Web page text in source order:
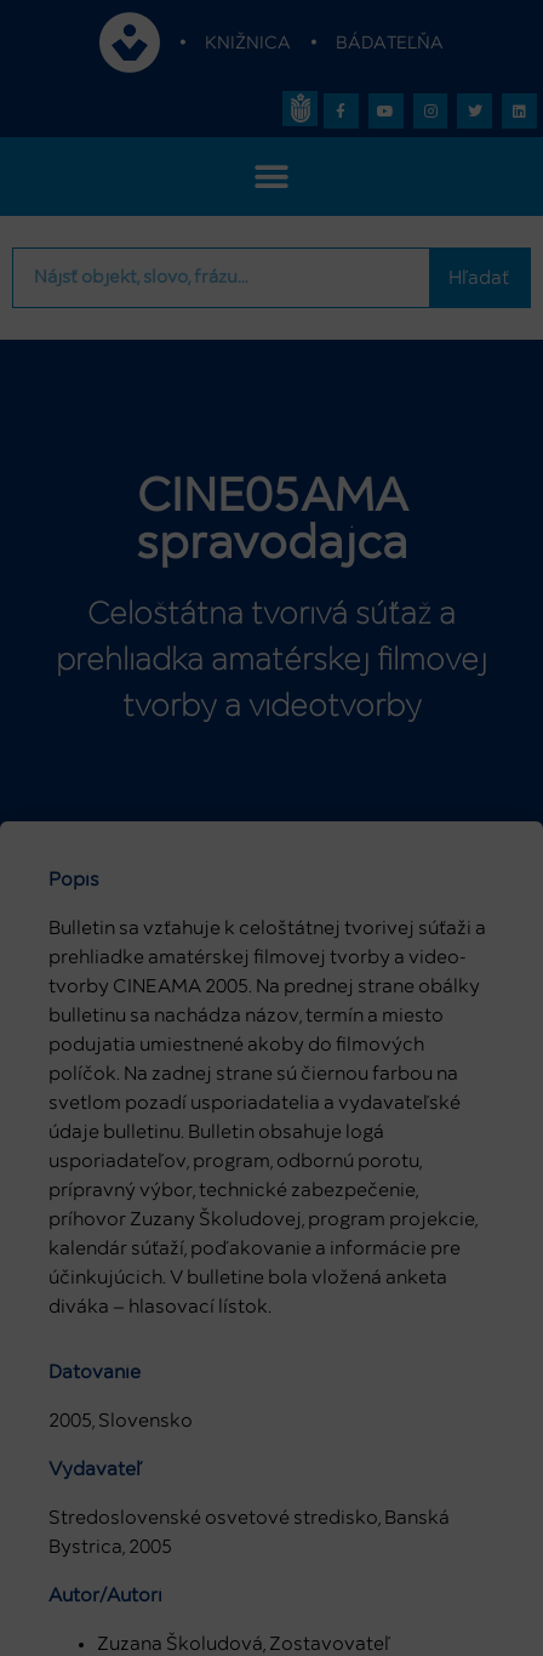
• KNIŽNICA • BÁDATEĽŇA
Hľadať
CINE05AMA
spravodajca
Celoštátna tvorivá súťaž a
prehliadka amatérskej filmovej
tvorby a videotvorby
Popis
Bulletin sa vzťahuje k celoštátnej tvorivej súťaži a
prehliadke amatérskej filmovej tvorby a video-
tvorby CINEAMA 2005. Na prednej strane obálky
bulletinu sa nachádza názov, termín a miesto
podujatia umiestnené akoby do filmových
políčok. Na zadnej strane sú čiernou farbou na
svetlom pozadí usporiadatelia a vydavateľské
údaje bulletinu. Bulletin obsahuje logá
usporiadateľov, program, odbornú porotu,
prípravný výbor, technické zabezpečenie,
príhovor Zuzany Školudovej, program projekcie,
kalendár súťaží, poďakovanie a informácie pre
účinkujúcich. V bulletine bola vložená anketa
diváka – hlasovací lístok.
Datovanie
2005, Slovensko
Vydavateľ
Stredoslovenské osvetové stredisko, Banská
Bystrica, 2005
Autor/Autori
Zuzana Školudová, Zostavovateľ